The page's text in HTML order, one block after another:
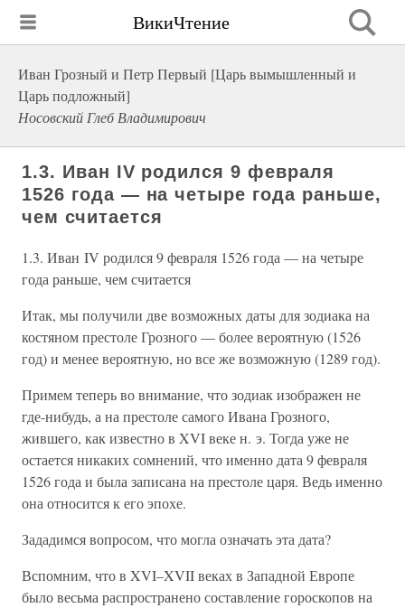
ВикиЧтение
Иван Грозный и Петр Первый [Царь вымышленный и
Царь подложный]
Носовский Глеб Владимирович
1.3. Иван IV родился 9 февраля
1526 года — на четыре года раньше,
чем считается
1.3. Иван IV родился 9 февраля 1526 года — на четыре
года раньше, чем считается
Итак, мы получили две возможных даты для зодиака на
костяном престоле Грозного — более вероятную (1526
год) и менее вероятную, но все же возможную (1289 год).
Примем теперь во внимание, что зодиак изображен не
где-нибудь, а на престоле самого Ивана Грозного,
жившего, как известно в XVI веке н. э. Тогда уже не
остается никаких сомнений, что именно дата 9 февраля
1526 года и была записана на престоле царя. Ведь именно
она относится к его эпохе.
Зададимся вопросом, что могла означать эта дата?
Вспомним, что в XVI–XVII веках в Западной Европе
было весьма распространено составление гороскопов на